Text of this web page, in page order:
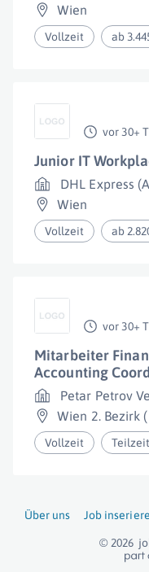
Wien
Vollzeit ab
vor 30+ T
Junior IT
DHL Express
Wien
Vollzeit ab
vor 30+ T
Mitarbeiter
Accounting
Petar Petrov
Wien 2. Bezirk
Vollzeit
Über uns Job
© 2026